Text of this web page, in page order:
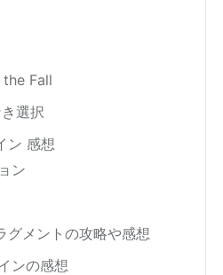
Fall
選択
ン 感想
ン
グメントの攻略や感想
ンの感想